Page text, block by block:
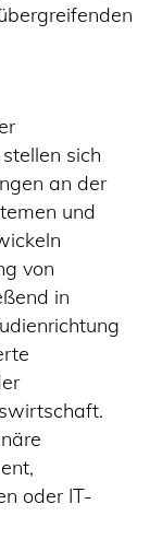
stellen sich
an der
und
von
in
oder IT-